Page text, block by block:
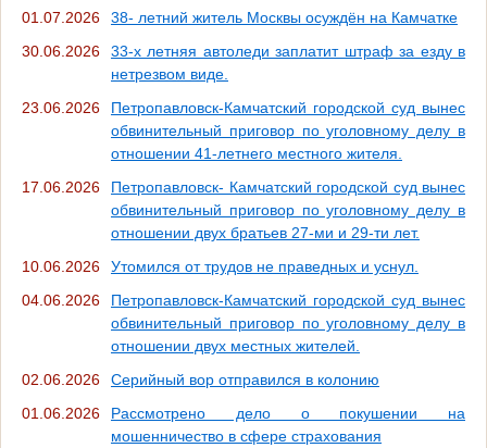
01.07.2026
38- летний житель Москвы осуждён на Камчатке
30.06.2026
33-х летняя автоледи заплатит штраф за езду в
нетрезвом виде.
23.06.2026
Петропавловск-Камчатский городской суд вынес
обвинительный приговор по уголовному делу в
отношении 41-летнего местного жителя.
17.06.2026
Петропавловск- Камчатский городской суд вынес
обвинительный приговор по уголовному делу в
отношении двух братьев 27-ми и 29-ти лет.
10.06.2026
Утомился от трудов не праведных и уснул.
04.06.2026
Петропавловск-Камчатский городской суд вынес
обвинительный приговор по уголовному делу в
отношении двух местных жителей.
02.06.2026
Серийный вор отправился в колонию
01.06.2026
Рассмотрено дело о покушении на
мошенничество в сфере страхования